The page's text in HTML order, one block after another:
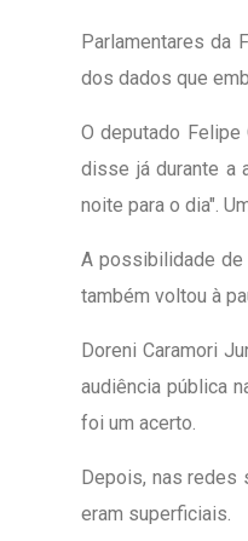
Parlamentares da
dos dados que
O deputado Felipe
disse já durante a
noite para o dia".
A possibilidade de
também voltou à
Doreni Caramori
audiência pública
foi um acerto.
Depois, nas redes
eram superficiais.